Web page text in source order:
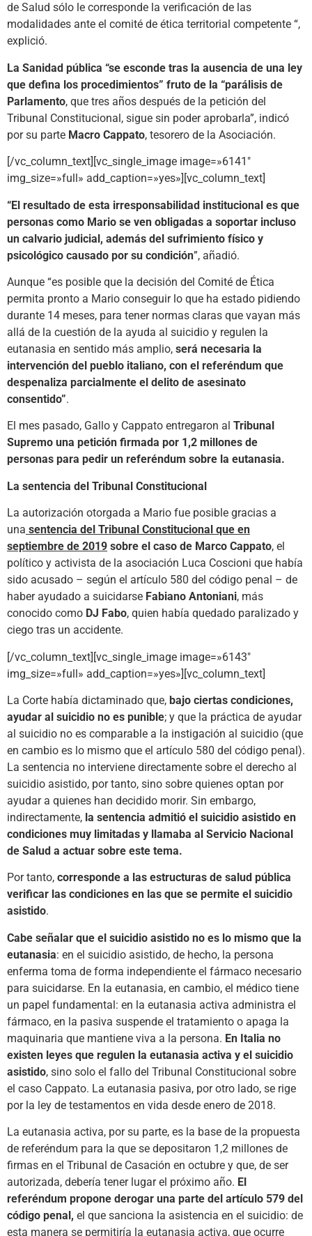
de Salud sólo le corresponde la verificación de las
modalidades ante el comité de ética territorial competente “,
explició.
La Sanidad pública “se esconde tras la ausencia de una ley
que defina los procedimientos” fruto de la “parálisis de
Parlamento, que tres años después de la petición del
Tribunal Constitucional, sigue sin poder aprobarla”, indicó
por su parte Macro Cappato, tesorero de la Asociación.
[/vc_column_text][vc_single_image image=»6141″
img_size=»full» add_caption=»yes»][vc_column_text]
“El resultado de esta irresponsabilidad institucional es que
personas como Mario se ven obligadas a soportar incluso
un calvario judicial, además del sufrimiento físico y
psicológico causado por su condición”, añadió.
Aunque “es posible que la decisión del Comité de Ética
permita pronto a Mario conseguir lo que ha estado pidiendo
durante 14 meses, para tener normas claras que vayan más
allá de la cuestión de la ayuda al suicidio y regulen la
eutanasia en sentido más amplio, será necesaria la
intervención del pueblo italiano, con el referéndum que
despenaliza parcialmente el delito de asesinato
consentido”.
El mes pasado, Gallo y Cappato entregaron al Tribunal
Supremo una petición firmada por 1,2 millones de
personas para pedir un referéndum sobre la eutanasia.
La sentencia del Tribunal Constitucional
La autorización otorgada a Mario fue posible gracias a
una sentencia del Tribunal Constitucional que en
septiembre de 2019 sobre el caso de Marco Cappato, el
político y activista de la asociación Luca Coscioni que había
sido acusado – según el artículo 580 del código penal – de
haber ayudado a suicidarse Fabiano Antoniani, más
conocido como DJ Fabo, quien había quedado paralizado y
ciego tras un accidente.
[/vc_column_text][vc_single_image image=»6143″
img_size=»full» add_caption=»yes»][vc_column_text]
La Corte había dictaminado que, bajo ciertas condiciones,
ayudar al suicidio no es punible; y que la práctica de ayudar
al suicidio no es comparable a la instigación al suicidio (que
en cambio es lo mismo que el artículo 580 del código penal).
La sentencia no interviene directamente sobre el derecho al
suicidio asistido, por tanto, sino sobre quienes optan por
ayudar a quienes han decidido morir. Sin embargo,
indirectamente, la sentencia admitió el suicidio asistido en
condiciones muy limitadas y llamaba al Servicio Nacional
de Salud a actuar sobre este tema.
Por tanto, corresponde a las estructuras de salud pública
verificar las condiciones en las que se permite el suicidio
asistido.
Cabe señalar que el suicidio asistido no es lo mismo que la
eutanasia: en el suicidio asistido, de hecho, la persona
enferma toma de forma independiente el fármaco necesario
para suicidarse. En la eutanasia, en cambio, el médico tiene
un papel fundamental: en la eutanasia activa administra el
fármaco, en la pasiva suspende el tratamiento o apaga la
maquinaria que mantiene viva a la persona. En Italia no
existen leyes que regulen la eutanasia activa y el suicidio
asistido, sino solo el fallo del Tribunal Constitucional sobre
el caso Cappato. La eutanasia pasiva, por otro lado, se rige
por la ley de testamentos en vida desde enero de 2018.
La eutanasia activa, por su parte, es la base de la propuesta
de referéndum para la que se depositaron 1,2 millones de
firmas en el Tribunal de Casación en octubre y que, de ser
autorizada, debería tener lugar el próximo año. El
referéndum propone derogar una parte del artículo 579 del
código penal, el que sanciona la asistencia en el suicidio: de
esta manera se permitiría la eutanasia activa, que ocurre